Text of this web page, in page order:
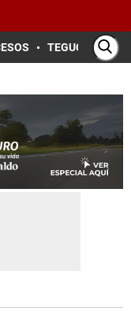
TEGUCIGALPA